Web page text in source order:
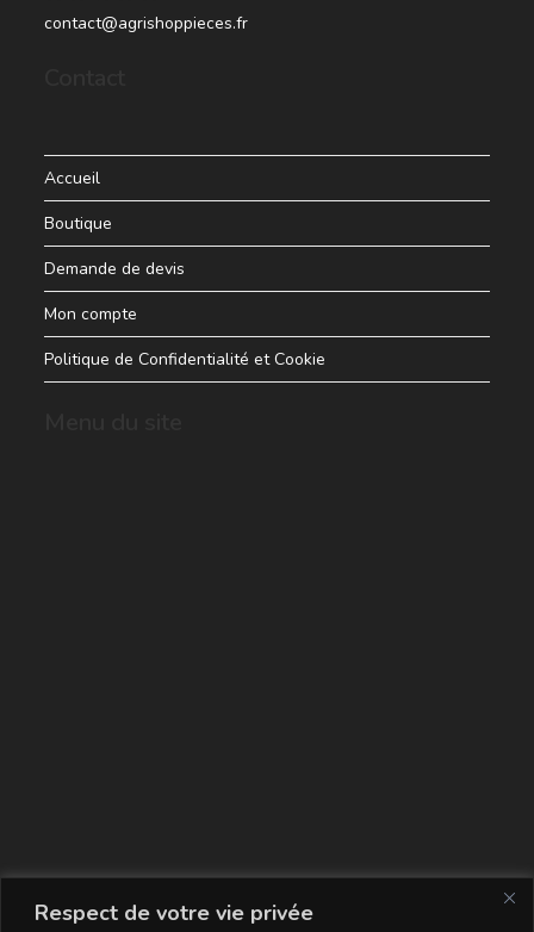
Respect de votre vie privée
contact@agrishoppieces.fr
Accueil
Boutique
Demande de devis
Mon compte
Politique de Confidentialité et Cookie
La carte